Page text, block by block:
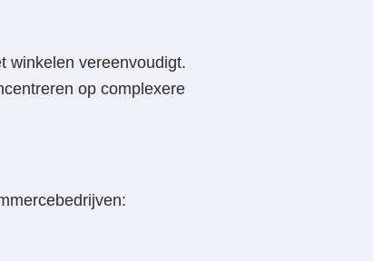
winkelen vereenvoudigt.
op complexere